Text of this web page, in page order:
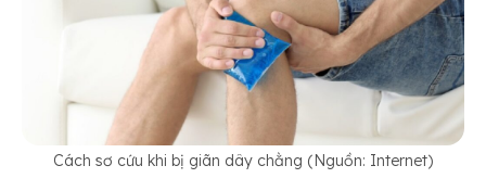
Cách sơ cứu khi bị giãn dây chằng (Nguồn: Internet)